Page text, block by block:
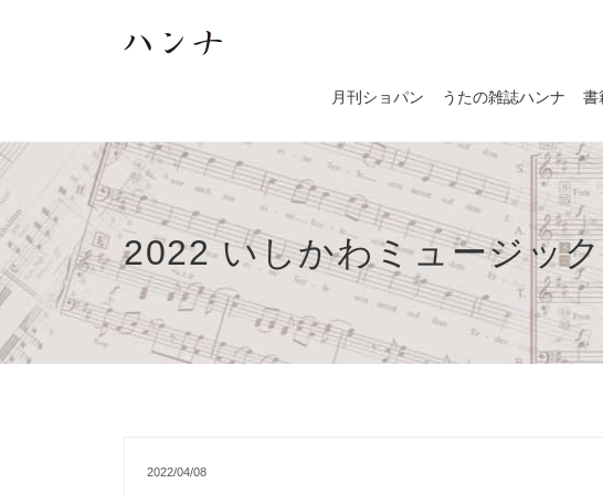
月刊ショパン うたの雑誌ハンナ 書
2022 いしかわミュージッ
2022/04/08